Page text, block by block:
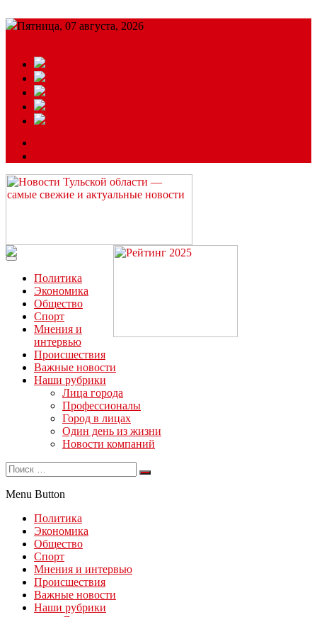
Пятница, 07 августа, 2026
Читайте последние новости дня в Тульской области на сайте
“ЗаНовомосковск”
Политика
Экономика
Общество
Спорт
Мнения и
интервью
Происшествия
Важные новости
Наши рубрики
Лица города
Профессионалы
Город в лицах
Один день из жизни
Новости компаний
Menu Button
Политика
Экономика
Общество
Спорт
Мнения и интервью
Происшествия
Важные новости
Наши рубрики